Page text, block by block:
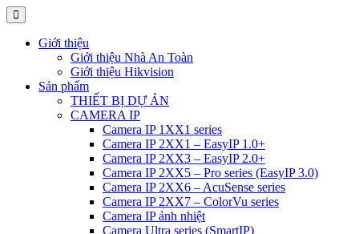
Giới thiệu
Giới thiệu Nhà An Toàn
Giới thiệu Hikvision
Sản phẩm
THIẾT BỊ DỰ ÁN
CAMERA IP
Camera IP 1XX1 series
Camera IP 2XX1 – EasyIP 1.0+
Camera IP 2XX3 – EasyIP 2.0+
Camera IP 2XX5 – Pro series (EasyIP 3.0)
Camera IP 2XX6 – AcuSense series
Camera IP 2XX7 – ColorVu series
Camera IP ảnh nhiệt
Camera Ultra series (SmartIP)